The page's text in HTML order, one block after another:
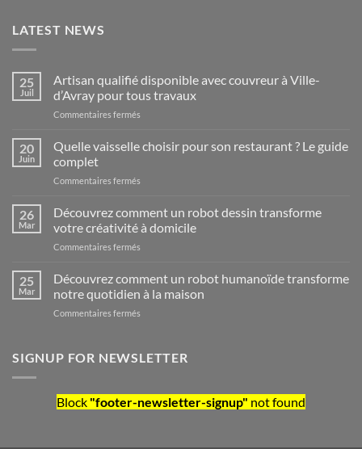
LATEST NEWS
25
Juil
Artisan qualifié disponible avec couvreur à Ville-
d’Avray pour tous travaux
Commentaires fermés
qualifié
disponible
Ville-
d’Avray
20
Juin
Quelle vaisselle choisir pour son restaurant ? Le guide
complet
Commentaires fermés
vaisselle
choisir
pour
?
Le
26
Mar
Découvrez comment un robot dessin transforme
votre créativité à domicile
Commentaires fermés
comment
un
robot
créativité
25
Mar
Découvrez comment un robot humanoïde transforme
notre quotidien à la maison
Commentaires fermés
un
transforme
notre
SIGNUP FOR NEWSLETTER
Block "footer-newsletter-signup" not found